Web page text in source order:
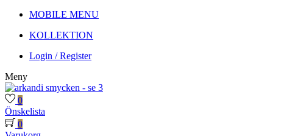
MOBILE MENU
KOLLEKTION
Login / Register
Meny
0
Önskelista
0